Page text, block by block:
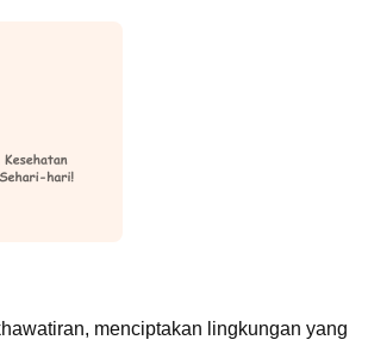
menciptakan lingkungan yang